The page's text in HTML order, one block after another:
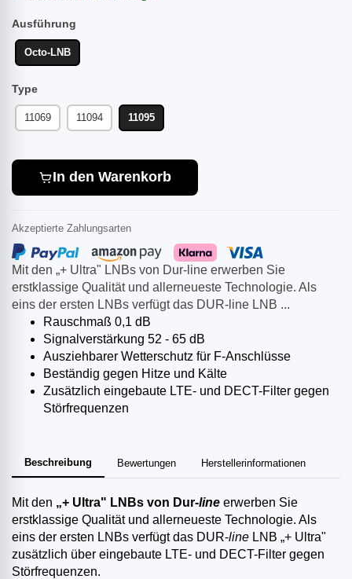
Mit den „+ Ultra" LNBs von Dur-line erwerben Sie
erstklassige Qualität und allerneueste Technologie. Als
eins der ersten LNBs verfügt das DUR-line LNB ...
Rauschmaß 0,1 dB
Signalverstärkung 52 - 65 dB
Ausziehbarer Wetterschutz für F-Anschlüsse
Beständig gegen Hitze und Kälte
Zusätzlich eingebaute LTE- und DECT-Filter gegen
Störfrequenzen
Beschreibung Bewertungen Herstellerinformationen
Mit den „+ Ultra" LNBs von Dur-line erwerben Sie
erstklassige Qualität und allerneueste Technologie. Als
eins der ersten LNBs verfügt das DUR-line LNB „+ Ultra"
zusätzlich über eingebaute LTE- und DECT-Filter gegen
Störfrequenzen.
Ausführung
Octo-LNB
Type
11069 11094 11095
In den Warenkorb
Akzeptierte Zahlungsarten